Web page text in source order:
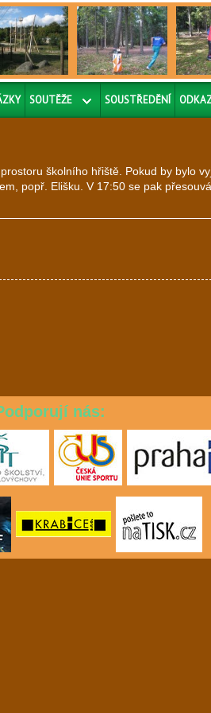
SOUTĚŽE SOUSTŘEDĚNÍ
školního hřiště. Pokud by bylo
popř. Elišku. V 17:50 se pak
nás: